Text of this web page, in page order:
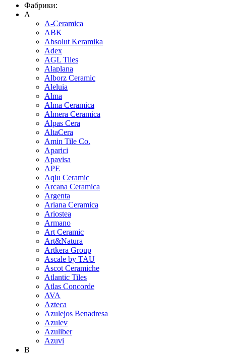
Фабрики:
A
A-Ceramica
ABK
Absolut Keramika
Adex
AGL Tiles
Alaplana
Alborz Ceramic
Aleluia
Alma
Alma Ceramica
Almera Ceramica
Alpas Cera
AltaCera
Amin Tile Co.
Aparici
Apavisa
APE
Aqlu Ceramic
Arcana Ceramica
Argenta
Ariana Ceramica
Ariostea
Armano
Art Ceramic
Art&Natura
Artkera Group
Ascale by TAU
Ascot Ceramiche
Atlantic Tiles
Atlas Concorde
AVA
Azteca
Azulejos Benadresa
Azulev
Azuliber
Azuvi
B